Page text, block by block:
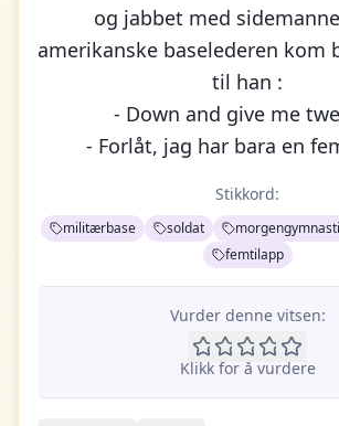
og jabbet med
amerikanske baselederen kom
til han :
- Down and give me
- Forlåt, jag har bara en
Stikkord:
militærbase soldat
femtilapp
Vurder denne vitsen:
Klikk for å vurdere